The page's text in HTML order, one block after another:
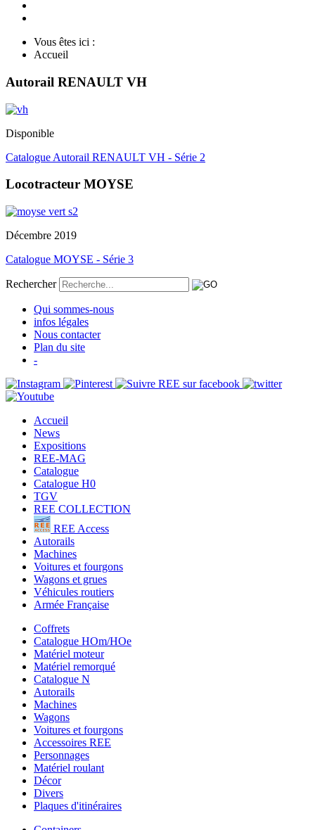
Vous êtes ici :
Accueil
Autorail RENAULT VH
Disponible
Catalogue Autorail RENAULT VH - Série 2
Locotracteur MOYSE
Décembre 2019
Catalogue MOYSE - Série 3
Rechercher
Qui sommes-nous
infos légales
Nous contacter
Plan du site
-
Accueil
News
Expositions
REE-MAG
Catalogue
Catalogue H0
TGV
REE COLLECTION
REE Access
Autorails
Machines
Voitures et fourgons
Wagons et grues
Véhicules routiers
Armée Française
Coffrets
Catalogue HOm/HOe
Matériel moteur
Matériel remorqué
Catalogue N
Autorails
Machines
Wagons
Voitures et fourgons
Accessoires REE
Personnages
Matériel roulant
Décor
Divers
Plaques d'itinéraires